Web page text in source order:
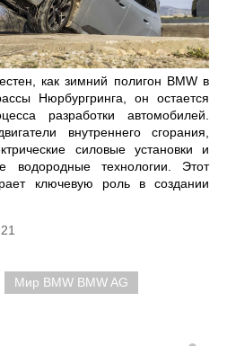
как зимний полигон BMW в
Нюрбургринга, он остается
разработки автомобилей.
внутреннего сгорания,
силовые установки и
водородные технологии. Этот
ключевую роль в создании
Мир BMW BMW AG